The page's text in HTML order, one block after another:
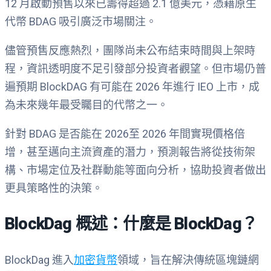
12 月啟動預售以來已籌得超過 2.1 億美元，憑藉原生
代幣 BDAG 吸引廣泛市場關注。
儘管預售反應熱烈，團隊尚未公布結束時間與上架時
程，資訊透明度不足引發部分投資者觀望。但市場仍普
遍預期 BlockDAG 有可能在 2026 年進行 IEO 上市，成
為未來幾年最受矚目的代幣之一。
針對 BDAG 是否能在 2026至 2026 年間實現價格倍
增，甚至邁向主流資產的潛力，預測報告將從技術架
構、市場定位及社群動能等面向分析，協助投資者做出
更具策略性的決策。
BlockDag 概述：什麼是 BlockDag？
BlockDag 進入加密貨幣領域，旨在解決傳統區塊鏈網